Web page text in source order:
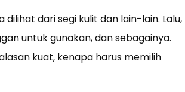
dari segi kulit dan lain-lain. Lalu,
untuk gunakan, dan sebagainya.
kuat, kenapa harus memilih